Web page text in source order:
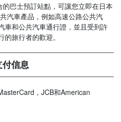
巴士預訂站點，可讓您立即在日本
汽車產品，例如高速公路公共汽
車和公共汽車通行證，並且受到許
旅行者的歡迎。
付信息
，JCB和American